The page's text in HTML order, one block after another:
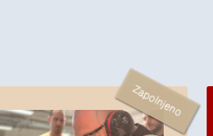
Zapolnjeno